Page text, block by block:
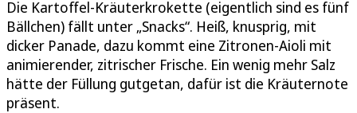
Die Kartoffel-Kräuterkrokette (eigentlich sind es fünf
Bällchen) fällt unter „Snacks“. Heiß, knusprig, mit
dicker Panade, dazu kommt eine Zitronen-Aioli mit
animierender, zitrischer Frische. Ein wenig mehr Salz
hätte der Füllung gutgetan, dafür ist die Kräuternote
präsent.